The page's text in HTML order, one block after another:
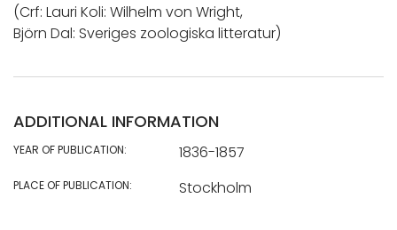
(Crf: Lauri Koli: Wilhelm von Wright,
Björn Dal: Sveriges zoologiska litteratur)
ADDITIONAL INFORMATION
YEAR OF PUBLICATION: 1836-1857
PLACE OF PUBLICATION: Stockholm